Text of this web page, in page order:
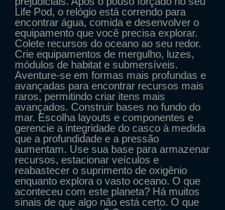
Life Pod, o relógio está correndo para
encontrar água, comida e desenvolver o
equipamento que você precisa explorar.
Colete recursos do oceano ao seu redor.
Crie equipamentos de mergulho, luzes,
módulos de habitat e submersíveis.
Aventure-se em formas mais profundas e
avançadas para encontrar recursos mais
raros, permitindo criar itens mais
avançados. Construir bases no fundo do
mar. Escolha layouts e componentes e
gerencie a integridade do casco à medida
que a profundidade e a pressão
aumentam. Use sua base para armazenar
recursos, estacionar veículos e
reabastecer o suprimento de oxigênio
enquanto explora o vasto oceano. O que
aconteceu com este planeta? Há muitos
sinais de que algo não está certo. O que